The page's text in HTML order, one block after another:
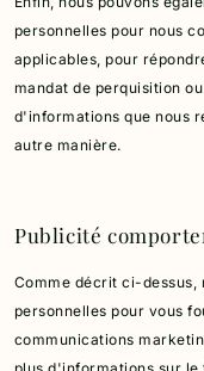
personnelles pour nous
applicables, pour
mandat de perquisition
d'informations que nous
autre manière.
Publicité
Comme décrit ci-dessus,
personnelles pour vous
communications